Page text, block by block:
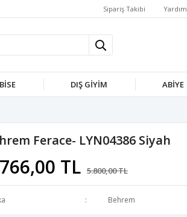
Sipariş Takibi Yardım
DIŞ GIYIM ABIYE
Ferace- LYN04386 Siyah
TL 5.800,00 TL
Behrem